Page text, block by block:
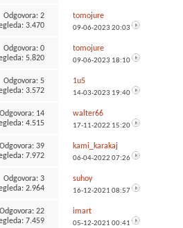
Odgovora: 2
3.470
tomojure
09-06-2023 20:03
Odgovora: 0
5.820
tomojure
09-06-2023 18:10
Odgovora: 5
3.572
1u5
14-03-2023 19:40
Odgovora: 14
4.515
walter66
17-11-2022 15:20
Odgovora: 39
7.972
kami_karakaj
06-04-2022 07:26
Odgovora: 3
2.964
suhoy
16-12-2021 08:57
Odgovora: 22
7.459
imart
05-12-2021 00:41